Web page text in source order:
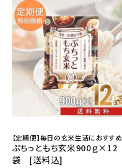
ご利用ガイド
プライバシーポリシー
特定商取引法について
お問い合わせ
【定期便】毎日の玄米生活におすすめ
ぷちっともち玄米900ｇ×12
袋 [送料込]